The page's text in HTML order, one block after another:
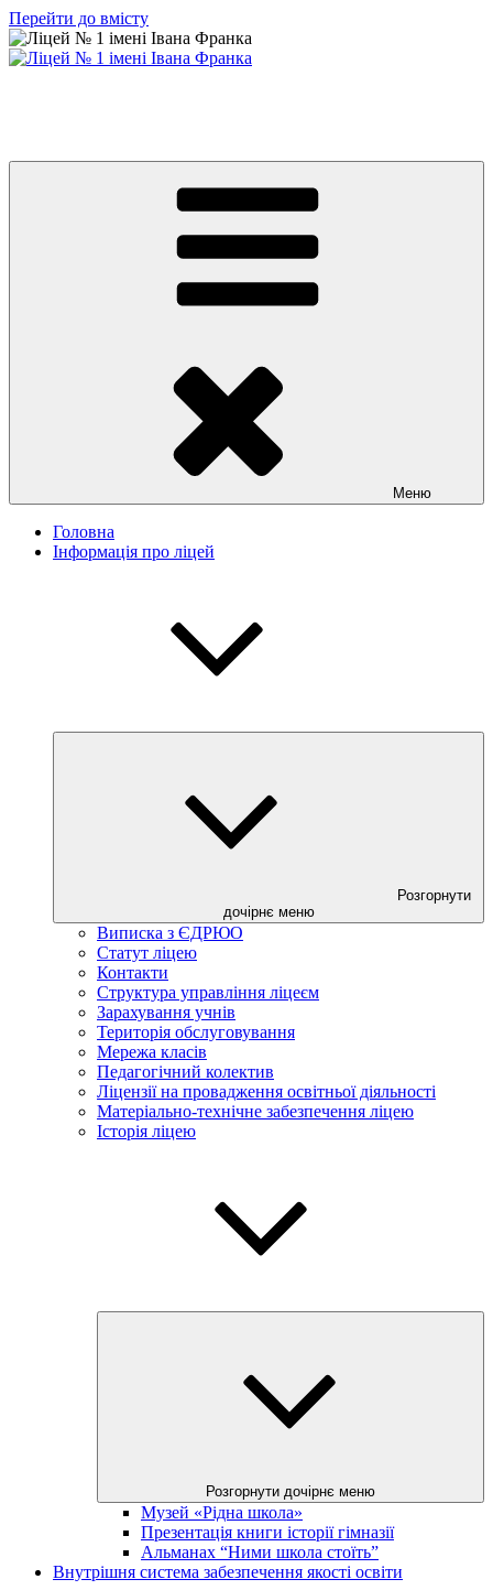
Перейти до вмісту
Меню
Головна
Інформація про ліцей
Розгорнути
дочірнє меню
Виписка з ЄДРЮО
Статут ліцею
Контакти
Структура управління ліцеєм
Зарахування учнів
Територія обслуговування
Мережа класів
Педагогічний колектив
Ліцензії на провадження освітньої діяльності
Матеріально-технічне забезпечення ліцею
Історія ліцею
Розгорнути дочірнє меню
Музей «Рідна школа»
Презентація книги історії гімназії
Альманах “Ними школа стоїть”
Внутрішня система забезпечення якості освіти